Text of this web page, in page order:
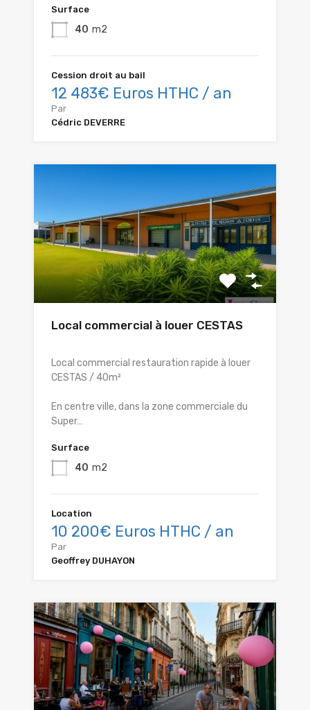
Surface
40 m2
Cession droit au bail
12 483€ Euros HTHC / an
Par
Cédric DEVERRE
Local commercial à louer CESTAS
Local commercial restauration rapide à louer
CESTAS / 40m²
En centre ville, dans la zone commerciale du
Super…
Surface
40 m2
Location
10 200€ Euros HTHC / an
Par
Geoffrey DUHAYON